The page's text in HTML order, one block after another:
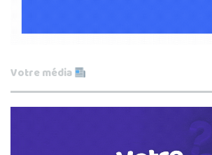
Votre média